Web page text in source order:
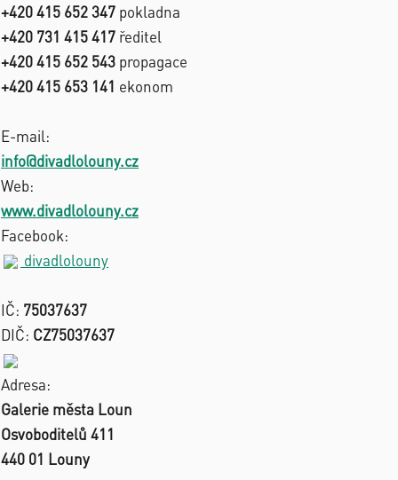
+420 415 652 347 pokladna
+420 731 415 417 ředitel
+420 415 652 543 propagace
+420 415 653 141 ekonom
E-mail:
info@divadlolouny.cz
Web:
www.divadlolouny.cz
Facebook:
divadlolouny
IČ: 75037637
DIČ: CZ75037637
Adresa:
Galerie města Loun
Osvoboditelů 411
440 01 Louny